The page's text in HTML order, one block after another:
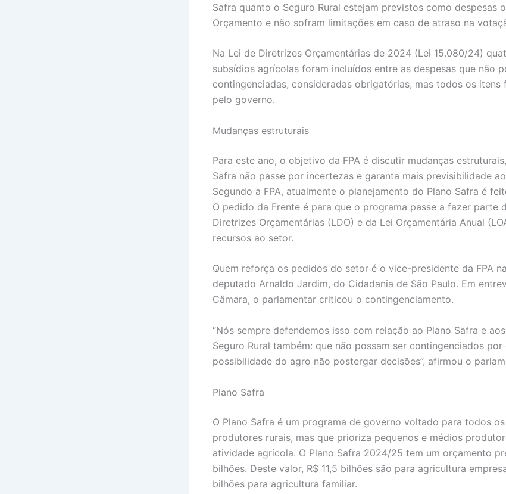
Safra quanto o Seguro Rural estejam previstos como despesas
Orçamento e não sofram limitações em caso de atraso na
Na Lei de Diretrizes Orçamentárias de 2024 (Lei 15.080/24)
subsídios agrícolas foram incluídos entre as despesas que não
contingenciadas, consideradas obrigatórias, mas todos os itens
pelo governo.
Mudanças estruturais
Para este ano, o objetivo da FPA é discutir mudanças
Safra não passe por incertezas e garanta mais previsibilidade
Segundo a FPA, atualmente o planejamento do Plano Safra é
O pedido da Frente é para que o programa passe a fazer parte
Diretrizes Orçamentárias (LDO) e da Lei Orçamentária Anual
recursos ao setor.
Quem reforça os pedidos do setor é o vice-presidente da FPA
deputado Arnaldo Jardim, do Cidadania de São Paulo. Em
Câmara, o parlamentar criticou o contingenciamento.
“Nós sempre defendemos isso com relação ao Plano Safra e
Seguro Rural também: que não possam ser contingenciados por
possibilidade do agro não postergar decisões”, afirmou o
Plano Safra
O Plano Safra é um programa de governo voltado para todos
produtores rurais, mas que prioriza pequenos e médios
atividade agrícola. O Plano Safra 2024/25 tem um orçamento
bilhões. Deste valor, R$ 11,5 bilhões são para agricultura
bilhões para agricultura familiar.